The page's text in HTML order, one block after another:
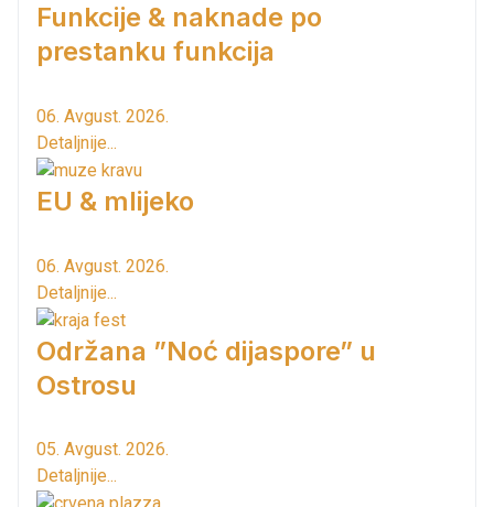
Funkcije & naknade po
prestanku funkcija
06. Avgust. 2026.
Detaljnije...
EU & mlijeko
06. Avgust. 2026.
Detaljnije...
Održana ”Noć dijaspore” u
Ostrosu
05. Avgust. 2026.
Detaljnije...